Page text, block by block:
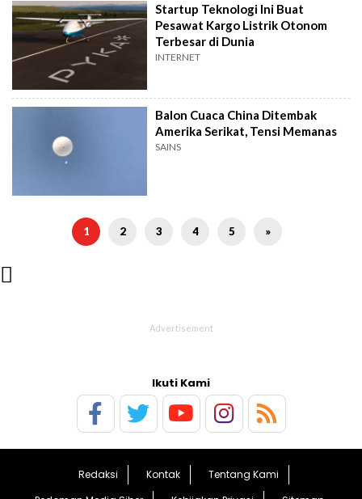
Startup Teknologi Ini Buat
Pesawat Kargo Listrik Otonom
Terbesar di Dunia
INTERNET
Balon Cuaca China Ditembak
Amerika Serikat, Tensi Memanas
SAINS
1 2 3 4 5 »

Ikuti Kami
Redaksi Kontak
Tentang Kami